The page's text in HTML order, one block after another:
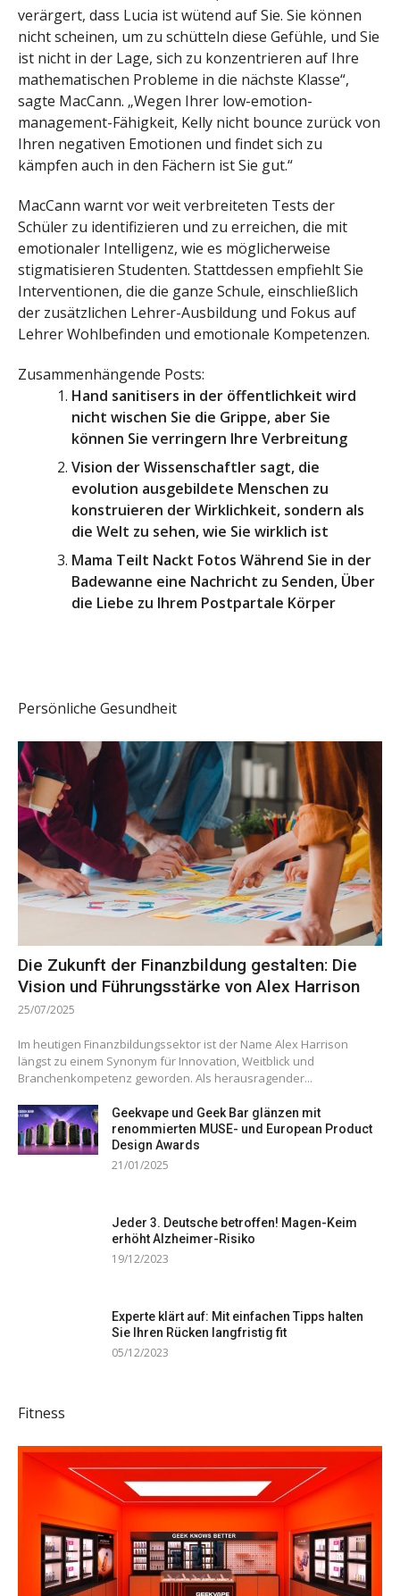
verärgert, dass Lucia ist wütend auf Sie. Sie können
nicht scheinen, um zu schütteln diese Gefühle, und Sie
ist nicht in der Lage, sich zu konzentrieren auf Ihre
mathematischen Probleme in die nächste Klasse“,
sagte MacCann. „Wegen Ihrer low-emotion-
management-Fähigkeit, Kelly nicht bounce zurück von
Ihren negativen Emotionen und findet sich zu
kämpfen auch in den Fächern ist Sie gut.“
MacCann warnt vor weit verbreiteten Tests der
Schüler zu identifizieren und zu erreichen, die mit
emotionaler Intelligenz, wie es möglicherweise
stigmatisieren Studenten. Stattdessen empfiehlt Sie
Interventionen, die die ganze Schule, einschließlich
der zusätzlichen Lehrer-Ausbildung und Fokus auf
Lehrer Wohlbefinden und emotionale Kompetenzen.
Zusammenhängende Posts:
Hand sanitisers in der öffentlichkeit wird
nicht wischen Sie die Grippe, aber Sie
können Sie verringern Ihre Verbreitung
Vision der Wissenschaftler sagt, die
evolution ausgebildete Menschen zu
konstruieren der Wirklichkeit, sondern als
die Welt zu sehen, wie Sie wirklich ist
Mama Teilt Nackt Fotos Während Sie in der
Badewanne eine Nachricht zu Senden, Über
die Liebe zu Ihrem Postpartale Körper
Persönliche Gesundheit
Die Zukunft der Finanzbildung gestalten: Die
Vision und Führungsstärke von Alex Harrison
25/07/2025
Im heutigen Finanzbildungssektor ist der Name Alex Harrison
längst zu einem Synonym für Innovation, Weitblick und
Branchenkompetenz geworden. Als herausragender...
Geekvape und Geek Bar glänzen mit
renommierten MUSE- und European Product
Design Awards
21/01/2025
Jeder 3. Deutsche betroffen! Magen-Keim
erhöht Alzheimer-Risiko
19/12/2023
Experte klärt auf: Mit einfachen Tipps halten
Sie Ihren Rücken langfristig fit
05/12/2023
Fitness